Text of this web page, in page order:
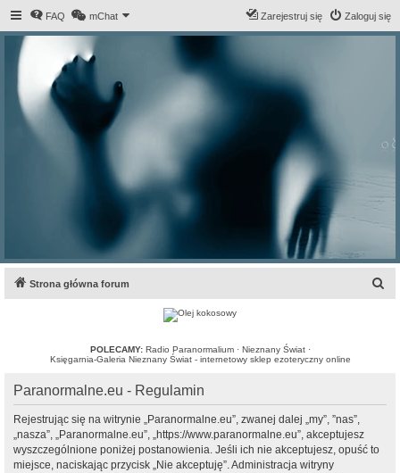
FAQ mChat Zaloguj się
Zarejestruj się
Strona główna forum
POLECAMY: Radio Paranormalium· Nieznany Świat·
Księgarnia-Galeria Nieznany Świat - internetowy sklep ezoteryczny online
Paranormalne.eu - Regulamin
Rejestrując się na witrynie „Paranormalne.eu”, zwanej dalej „my”, ”nas”,
„nasza”, „Paranormalne.eu”, „https://www.paranormalne.eu”, akceptujesz
wyszczególnione poniżej postanowienia. Jeśli ich nie akceptujesz, opuść to
miejsce, naciskając przycisk „Nie akceptuję”. Administracja witryny